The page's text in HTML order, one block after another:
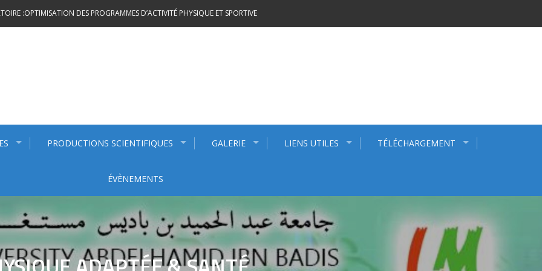
:OPTIMISATION DES PROGRAMMES D’ACTIVITÉ PHYSIQUE ET SPORTIVE
PRODUCTIONS SCIENTIFIQUES GALERIE LIENS UTILES TÉLÉCHARGEMENT
ÉVÈNEMENTS